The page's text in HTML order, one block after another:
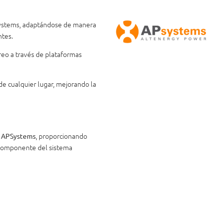
adaptándose de manera
a través de plataformas
cualquier lugar, mejorando la
APSystems , proporcionando
del sistema